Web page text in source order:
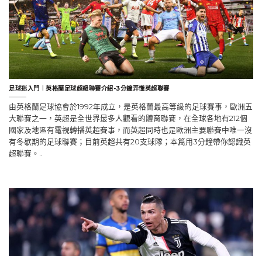
由英格蘭足球協會於1992年成立，是英格蘭最高等級的足球賽事，歐洲五
大聯賽之一，英超是全世界最多人觀看的體育聯賽，在全球各地有212個
國家及地區有電視轉播英超賽事，而英超同時也是歐洲主要聯賽中唯一沒
有冬歇期的足球聯賽；目前英超共有20支球隊；本篇用3分鐘帶你認識英
超聯賽。..